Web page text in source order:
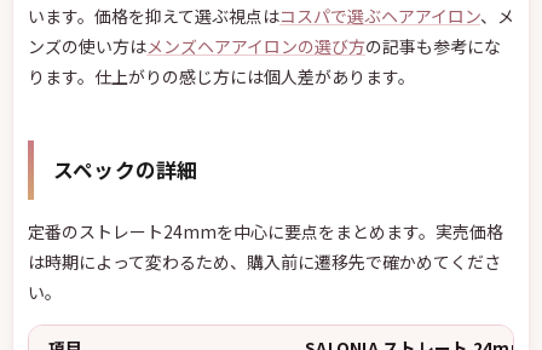
います。価格を抑えて選ぶ視点はコスパで選ぶヘアアイロン、メ
ンズの使い方はメンズヘアアイロンの選び方の記事も参考にな
ります。仕上がりの感じ方には個人差があります。
スペックの詳細
定番のストレート24mmを中心に要点をまとめます。実売価格
は時期によって変わるため、購入前に遷移先で確かめてくださ
い。